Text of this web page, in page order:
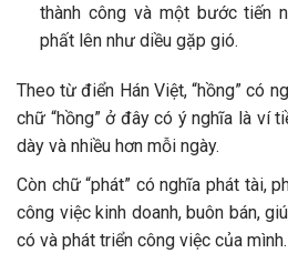
thành công và một bước tiến
phất lên như diều gặp gió.
Theo từ điển Hán Việt, “hồng” có
chữ “hồng” ở đây có ý nghĩa là ví
dày và nhiều hơn mỗi ngày.
Còn chữ “phát” có nghĩa phát tài,
công việc kinh doanh, buôn bán,
có và phát triển công việc của mình.